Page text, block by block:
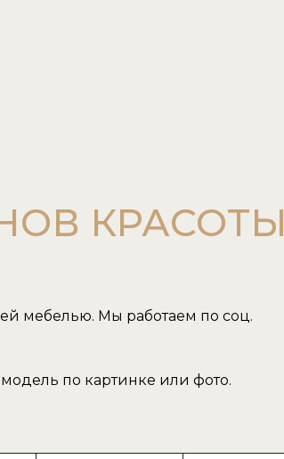
КРАСОТЫ
мебелью. Мы работаем по соц.
по картинке или фото.